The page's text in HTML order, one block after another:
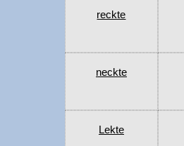
reckte
neckte
Lekte